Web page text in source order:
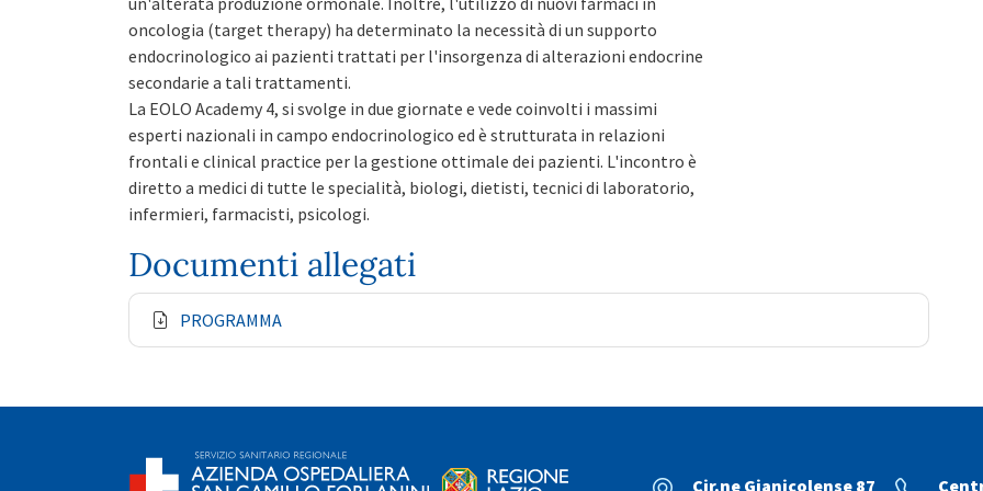
oncologia (target therapy) ha determinato la necessità di un supporto
endocrinologico ai pazienti trattati per l'insorgenza di alterazioni endocrine
secondarie a tali trattamenti.
La EOLO Academy 4, si svolge in due giornate e vede coinvolti i massimi
esperti nazionali in campo endocrinologico ed è strutturata in relazioni
frontali e clinical practice per la gestione ottimale dei pazienti. L'incontro è
diretto a medici di tutte le specialità, biologi, dietisti, tecnici di laboratorio,
infermieri, farmacisti, psicologi.
Documenti allegati
PROGRAMMA
Cir.ne Gianicolense 87